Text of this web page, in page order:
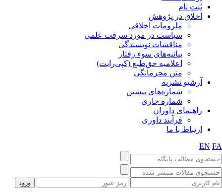
ثبت نام
اخلاق در پژوهش
ملزومات اخلاقی
سیاست در مورد سرقت علمی
مناقشات نویسندگی
بیانیه‌های سوء رفتار
اعلامیه حق‌طبع (کپی‌رایت)
متن محرمانگی
آرشیو نشریه
شماره‌های پیشین
شماره جاری
راهنمای داوران
فرآیند داوری
ارتباط با ما
EN